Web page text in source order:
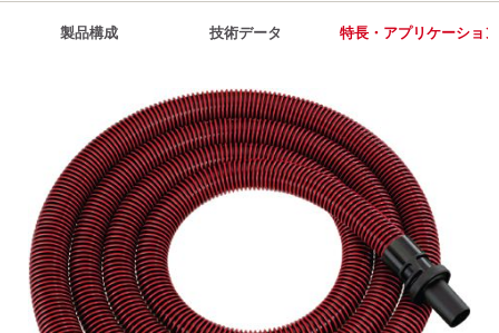
製品構成 技術データ 特長・アプリケーション